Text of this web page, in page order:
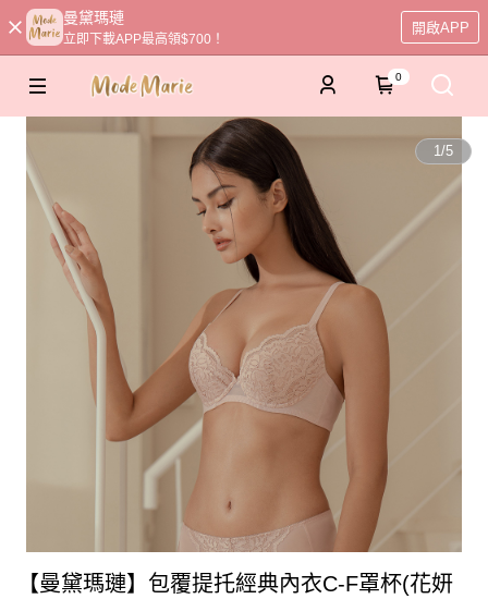
曼黛瑪璉
立即下載APP最高領$700！
開啟APP
0
1/5
【曼黛瑪璉】包覆提托經典內衣C-F罩杯(花妍